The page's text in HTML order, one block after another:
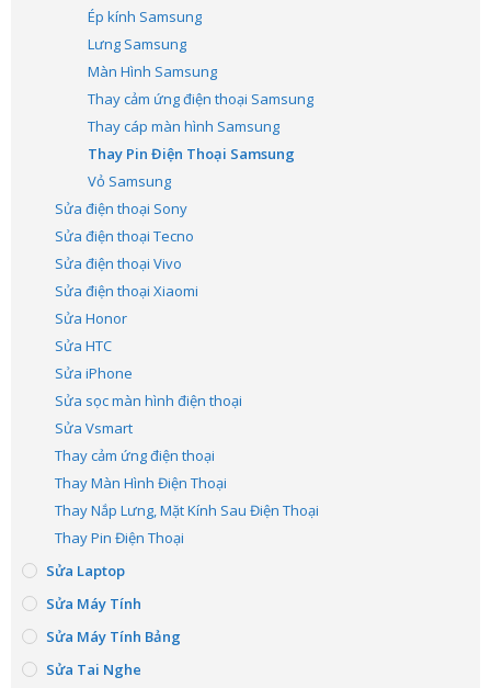
Ép kính Samsung
Lưng Samsung
Màn Hình Samsung
Thay cảm ứng điện thoại Samsung
Thay cáp màn hình Samsung
Thay Pin Điện Thoại Samsung
Vỏ Samsung
Sửa điện thoại Sony
Sửa điện thoại Tecno
Sửa điện thoại Vivo
Sửa điện thoại Xiaomi
Sửa Honor
Sửa HTC
Sửa iPhone
Sửa sọc màn hình điện thoại
Sửa Vsmart
Thay cảm ứng điện thoại
Thay Màn Hình Điện Thoại
Thay Nắp Lưng, Mặt Kính Sau Điện Thoại
Thay Pin Điện Thoại
Sửa Laptop
Sửa Máy Tính
Sửa Máy Tính Bảng
Sửa Tai Nghe